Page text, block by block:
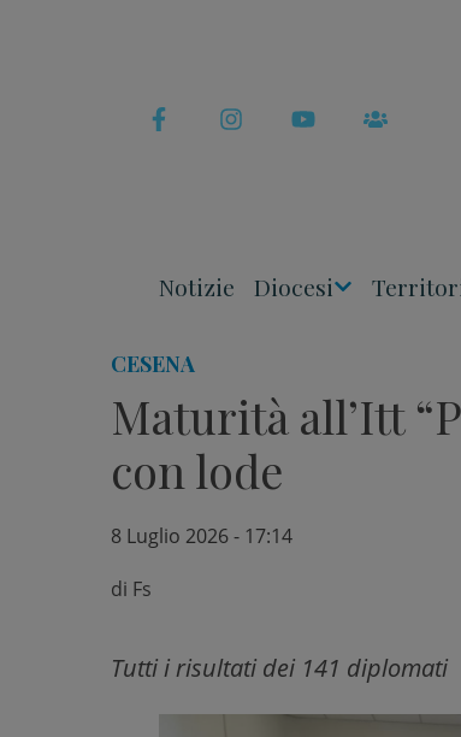
Notizie Diocesi
CESENA
Maturità all’Itt
con lode
8 Luglio 2026 - 17:14
di Fs
Tutti i risultati dei 141 diplomati